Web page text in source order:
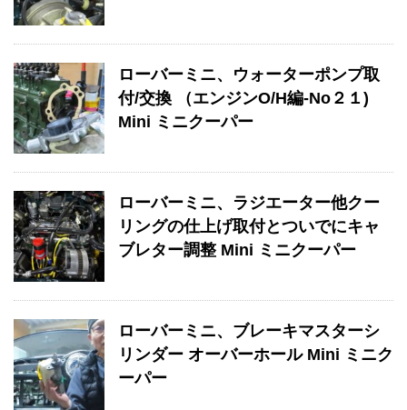
ローバーミニ、ウォーターポンプ取
付/交換 （エンジンO/H編-No２１)
Mini ミニクーパー
ローバーミニ、ラジエーター他クー
リングの仕上げ取付とついでにキャ
ブレター調整 Mini ミニクーパー
ローバーミニ、ブレーキマスターシ
リンダー オーバーホール Mini ミニク
ーパー